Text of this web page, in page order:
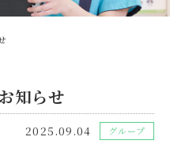
知らせ
2025.09.04 グループ